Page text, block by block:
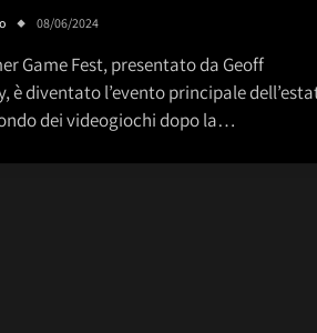
08/06/2024
Game Fest, presentato da Geoff
è diventato l’evento principale
dei videogiochi dopo la…